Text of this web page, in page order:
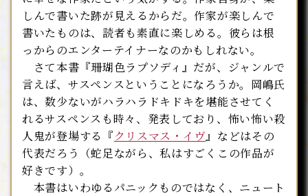
しんで書いた跡が見えるからだ。作家が楽しんで
書いたものは、読者も素直に楽しめる。彼らは根
っからのエンターテイナーなのかもしれない。
さて本書『珊瑚色ラプソディ』だが、ジャンルで
言えば、サスペンスということになろうか。岡嶋氏
は、数少ないがハラハラドキドキを堪能させてく
れるサスペンスも時々、発表しており、怖い怖い殺
人鬼が登場する『クリスマス・イヴ』などはその
代表だろう（蛇足ながら、私はすごくこの作品が
好きです）。
本書はいわゆるパニックものではなく、ニュート